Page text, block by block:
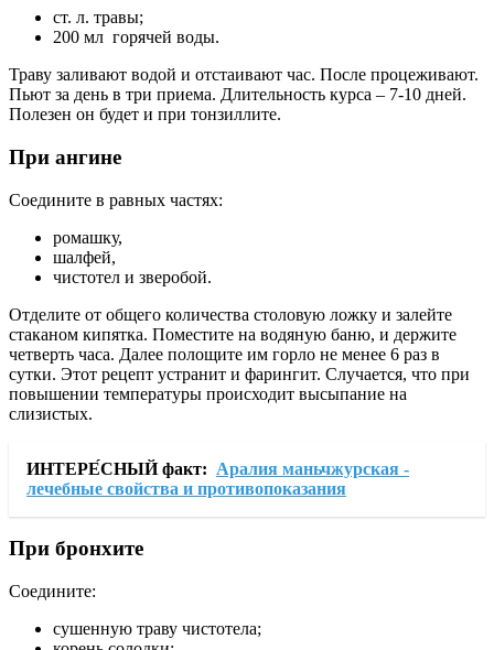
ст. л. травы;
200 мл горячей воды.
Траву заливают водой и отстаивают час. После процеживают.
Пьют за день в три приема. Длительность курса – 7-10 дней.
Полезен он будет и при тонзиллите.
При ангине
Соедините в равных частях:
ромашку,
шалфей,
чистотел и зверобой.
Отделите от общего количества столовую ложку и залейте
стаканом кипятка. Поместите на водяную баню, и держите
четверть часа. Далее полощите им горло не менее 6 раз в
сутки. Этот рецепт устранит и фарингит. Случается, что при
повышении температуры происходит высыпание на
слизистых.
ИНТЕРЕ́СНЫЙ факт: Аралия маньчжурская -
лечебные свойства и противопоказания
При бронхите
Соедините:
сушенную траву чистотела;